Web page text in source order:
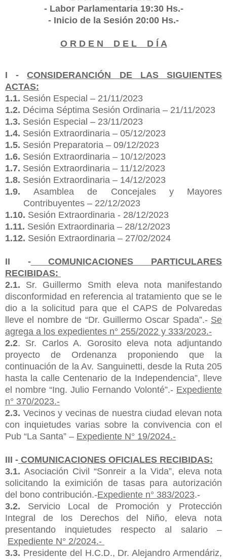
- Labor Parlamentaria 19:30 Hs.-
- Inicio de la Sesión 20:00 Hs.-
O R D E N D E L D Í A
I -CONSIDERANCIÓN DE LAS SIGUIENTES
ACTAS:
1.1. Sesión Especial – 21/11/2023
1.2. Décima Séptima Sesión Ordinaria – 21/11/2023
1.3. Sesión Especial – 23/11/2023
1.4. Sesión Extraordinaria – 05/12/2023
1.5. Sesión Preparatoria – 09/12/2023
1.6. Sesión Extraordinaria – 10/12/2023
1.7. Sesión Extraordinaria – 11/12/2023
1.8. Sesión Extraordinaria – 14/12/2023
1.9.Asamblea de Concejales y Mayores
Contribuyentes – 22/12/2023
1.10. Sesión Extraordinaria - 28/12/2023
1.11. Sesión Extraordinaria – 28/12/2023
1.12. Sesión Extraordinaria – 27/02/2024
II -COMUNICACIONES PARTICULARES
RECIBIDAS:
2.1. Sr. Guillermo Smith eleva nota manifestando
disconformidad en referencia al tratamiento que se le
dio a la solicitud para que el CAPS de Polvaredas
lleve el nombre de “Dr. Guillermo Oscar Spada”.- Se
agrega a los expedientes n° 255/2022 y 333/2023.-
2.2. Sr. Carlos A. Gorosito eleva nota adjuntando
proyecto de Ordenanza proponiendo que la
continuación de la Av. Sanguinetti, desde la Ruta 205
hasta la calle Centenario de la Independencia”, lleve
el nombre “Ing. Julio Fernando Volonté”.- Expediente
n° 370/2023.-
2.3. Vecinos y vecinas de nuestra ciudad elevan nota
con inquietudes varias sobre la convivencia con el
Pub “La Santa” – Expediente N° 19/2024.-
III - COMUNICACIONES OFICIALES RECIBIDAS:
3.1. Asociación Civil “Sonreir a la Vida”, eleva nota
solicitando la eximición de tasas para autorización
del bono contribución.-Expediente n° 383/2023.-
3.2. Servicio Local de Promoción y Protección
Integral de los Derechos del Niño, eleva nota
presentando inquietudes respecto al salario –
Expediente N° 2/2024.-
3.3. Presidente del H.C.D., Dr. Alejandro Armendáriz,